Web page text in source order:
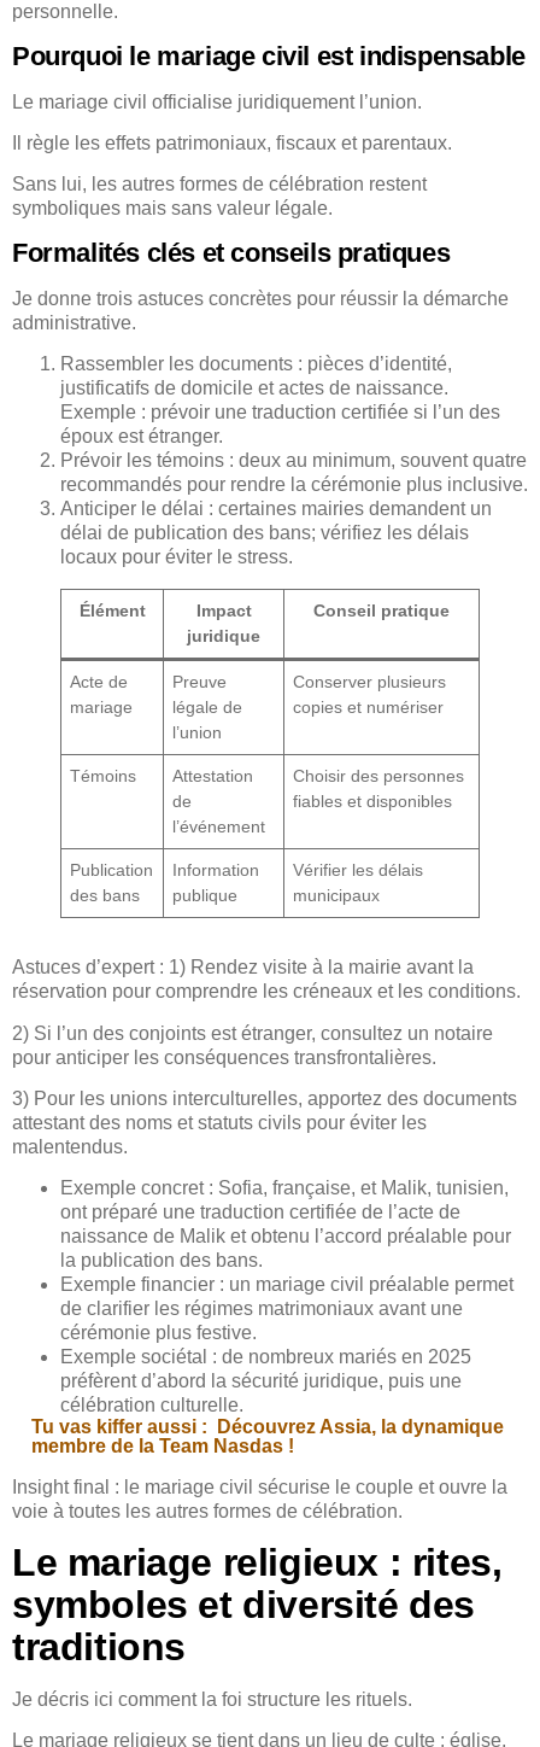
personnelle.
Pourquoi le mariage civil est indispensable
Le mariage civil officialise juridiquement l’union.
Il règle les effets patrimoniaux, fiscaux et parentaux.
Sans lui, les autres formes de célébration restent
symboliques mais sans valeur légale.
Formalités clés et conseils pratiques
Je donne trois astuces concrètes pour réussir la démarche
administrative.
Rassembler les documents : pièces d’identité,
justificatifs de domicile et actes de naissance.
Exemple : prévoir une traduction certifiée si l’un des
époux est étranger.
Prévoir les témoins : deux au minimum, souvent quatre
recommandés pour rendre la cérémonie plus inclusive.
Anticiper le délai : certaines mairies demandent un
délai de publication des bans; vérifiez les délais
locaux pour éviter le stress.
Élément
Impact
juridique
Conseil pratique
Acte de
mariage
Preuve
légale de
l’union
Conserver plusieurs
copies et numériser
Témoins
Attestation
de
l’événement
Choisir des personnes
fiables et disponibles
Publication
des bans
Information
publique
Vérifier les délais
municipaux
Astuces d’expert : 1) Rendez visite à la mairie avant la
réservation pour comprendre les créneaux et les conditions.
2) Si l’un des conjoints est étranger, consultez un notaire
pour anticiper les conséquences transfrontalières.
3) Pour les unions interculturelles, apportez des documents
attestant des noms et statuts civils pour éviter les
malentendus.
Exemple concret : Sofia, française, et Malik, tunisien,
ont préparé une traduction certifiée de l’acte de
naissance de Malik et obtenu l’accord préalable pour
la publication des bans.
Exemple financier : un mariage civil préalable permet
de clarifier les régimes matrimoniaux avant une
cérémonie plus festive.
Exemple sociétal : de nombreux mariés en 2025
préfèrent d’abord la sécurité juridique, puis une
célébration culturelle.
Tu vas kiffer aussi :
Découvrez Assia, la dynamique
membre de la Team Nasdas !
Insight final : le mariage civil sécurise le couple et ouvre la
voie à toutes les autres formes de célébration.
Le mariage religieux : rites,
symboles et diversité des
traditions
Je décris ici comment la foi structure les rituels.
Le mariage religieux se tient dans un lieu de culte : église,